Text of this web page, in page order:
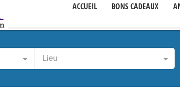
ACCUEIL BONS CADEAUX
Lieu